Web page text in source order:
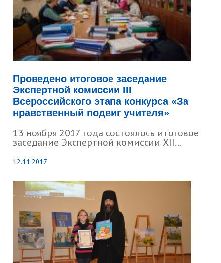
Проведено итоговое заседание
Экспертной комиссии III
Всероссийского этапа конкурса «За
нравственный подвиг учителя»
13 ноября 2017 года состоялось итоговое
заседание Экспертной комиссии XII...
12.11.2017